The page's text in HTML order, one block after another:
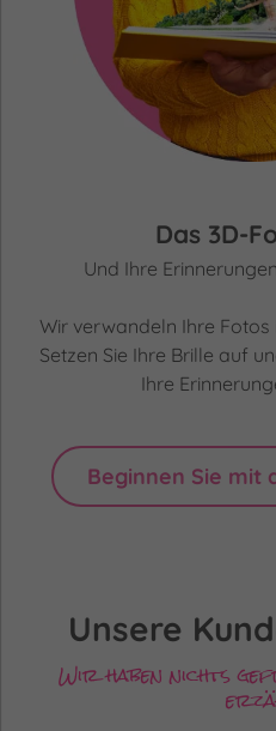
Das 3D-
Und Ihre
Wir verwandeln Ihre Fotos
Setzen Sie Ihre Brille auf
Ihre
Beginnen Sie mit
Unsere
Wir haben nichts